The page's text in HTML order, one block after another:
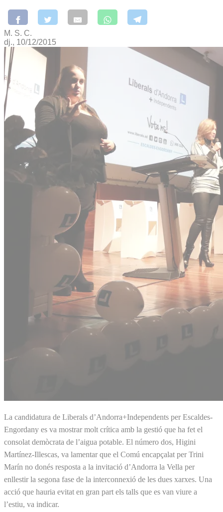
M. S. C.
dj., 10/12/2015
La candidatura de Liberals d’Andorra+Independents per Escaldes-
Engordany es va mostrar molt crítica amb la gestió que ha fet el
consolat demòcrata de l’aigua potable. El número dos, Higini
Martínez-Illescas, va lamentar que el Comú encapçalat per Trini
Marín no donés resposta a la invitació d’Andorra la Vella per
enllestir la segona fase de la interconnexió de les dues xarxes. Una
acció que hauria evitat en gran part els talls que es van viure a
l’estiu, va indicar.